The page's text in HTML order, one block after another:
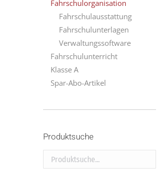
Fahrschulorganisation
Fahrschulausstattung
Fahrschulunterlagen
Verwaltungssoftware
Fahrschulunterricht
Klasse A
Spar-Abo-Artikel
Produktsuche
Produktsuche...